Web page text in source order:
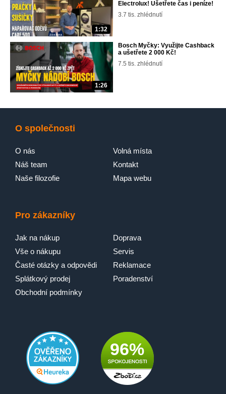
1:32
Electrolux! Ušetřete čas i peníze!
3.7 tis. zhlédnutí
1:26
Bosch Myčky: Využijte Cashback
a ušetřete 2 000 Kč!
7.5 tis. zhlédnutí
O společnosti
O nás
Náš team
Naše filozofie
Volná místa
Kontakt
Mapa webu
Pro zákazníky
Jak na nákup
Vše o nákupu
Časté otázky a odpovědi
Splátkový prodej
Obchodní podmínky
Doprava
Servis
Reklamace
Poradenství
96%